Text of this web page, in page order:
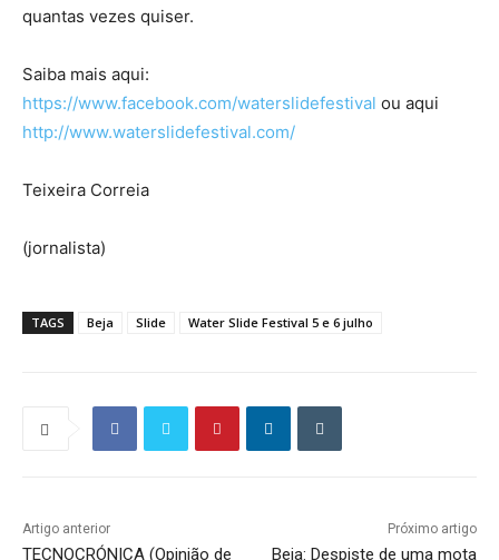
quantas vezes quiser.
Saiba mais aqui:
https://www.facebook.com/waterslidefestival ou aqui
http://www.waterslidefestival.com/
Teixeira Correia
(jornalista)
TAGS Beja Slide Water Slide Festival 5 e 6 julho
Artigo anterior
TECNOCRÓNICA (Opinião de
Próximo artigo
Beja: Despiste de uma mota